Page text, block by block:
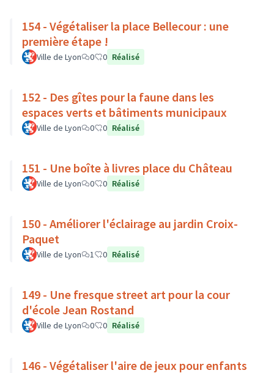
154 - Végétaliser la place Bellecour : une
première étape !
Ville de Lyon 0 0 Réalisé
152 - Des gîtes pour la faune dans les
espaces verts et bâtiments municipaux
Ville de Lyon 0 0 Réalisé
151 - Une boîte à livres place du Château
Ville de Lyon 0 0 Réalisé
150 - Améliorer l'éclairage au jardin Croix-
Paquet
Ville de Lyon 1 0 Réalisé
149 - Une fresque street art pour la cour
d'école Jean Rostand
Ville de Lyon 0 0 Réalisé
146 - Végétaliser l'aire de jeux pour enfants